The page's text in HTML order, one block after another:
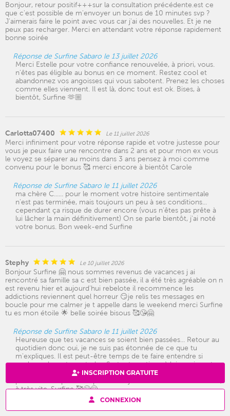
INSCRIPTION GRATUITE
CONNEXION
Bonjour, retour positif+++sur la consultation précédente.est ce
que c'est possible de m'envoyer un bonus de 10 minutes svp ?
J'aimerais faire le point avec vous car j'ai des nouvelles. Et je ne
peux pas recharger. Merci en attendant votre réponse rapidement
bonne soirée
Réponse de Surfine Sabaro le 13 juillet 2026
Merci Estelle pour votre confiance renouvelée, à priori, vous.
n'êtes pas éligible au bonus en ce moment. Restez cool et
abandonnez vos angoisses qui vous sabotent. Prenez les choses
comme elles viennent. Il est là, donc tout est ok. Bises, à
bientôt, Surfine 🫶🏼
Carlotta07400 Le 11 juillet 2026
Merci infiniment pour votre réponse rapide et votre justesse pour
vous je peux faire une rencontre dans 2 ans et pour mon ex vous
le voyez se séparer au moins dans 3 ans pensez à moi comme
convenu pour le bonus 🥰 merci encore à bientôt Carole
Réponse de Surfine Sabaro le 11 juillet 2026
ma chère C...... pour le moment votre histoire sentimentale
n'est pas terminée, mais toujours un peu à ses conditions...
cependant ça risque de durer encore (vous n'êtes pas prête à
lui lâcher la main définitivement) On se parle bientôt, j'ai noté
votre bonus. Bon week-end Surfine
Stephy Le 10 juillet 2026
Bonjour Surfine 🤗 nous sommes revenus de vacances j ai
rencontré sa famille sa c est bien passée, il a été très agréable on n
est revenu hier et aujourd'hui rebelote il recommence les
addictions reviennent quel horreur 😏je relis tes messages en
boucle pour me calmer je t appelle dans le weekend merci Surfine
tu es mon étoile 🌟 belle soirée bisous 🥰😘🤗
Réponse de Surfine Sabaro le 11 juillet 2026
Heureuse que tes vacances se soient bien passées... Retour au
quotidien donc oui, je ne suis pas étonnée de ce que tu
m'expliques. Il est peut-être temps de te faire entendre si
quelque chose te perturbe. Surtout continue à lui exprimer tes
ressentis c'est super important et il sera à l'écoute, même si
à très vite, Surfine 🥰😘🤗